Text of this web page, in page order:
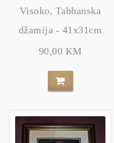
Visoko, Tabhanska
džamija - 41x31cm
90,00 KM